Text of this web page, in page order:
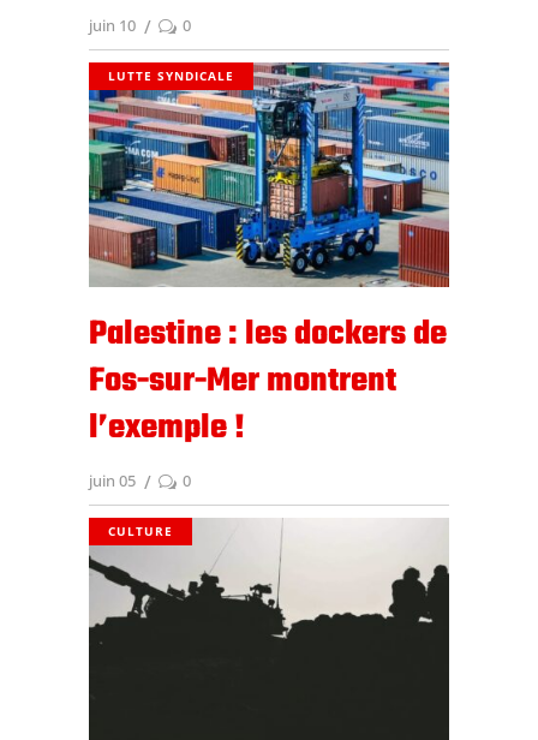
juin 10 0
LUTTE SYNDICALE
Palestine : les dockers de
Fos-sur-Mer montrent
l’exemple !
juin 05 0
CULTURE